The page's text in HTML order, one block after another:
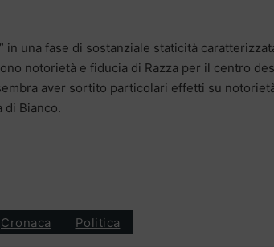
in una fase di sostanziale staticità
notorietà e fiducia di Razza per il centro
aver sortito particolari effetti su
di Bianco.
Cronaca Politica